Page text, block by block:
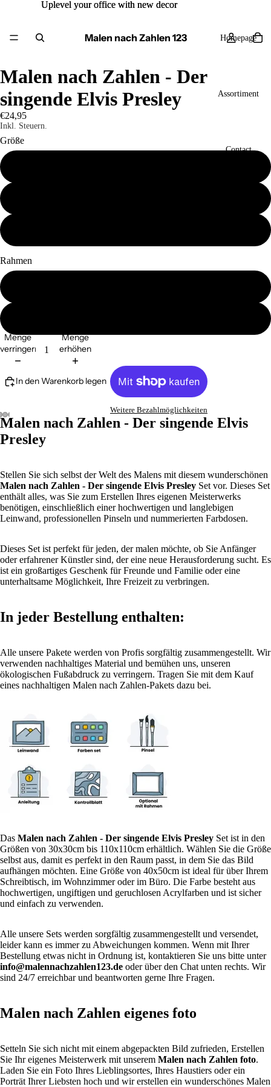
Uplevel your office with new decor
Uplevel your office with new decor
Malen nach Zahlen 123 Homepage
Assortiment
Contact
Malen nach Zahlen - Der
singende Elvis Presley
€24,95
Inkl. Steuern.
Größe
Rahmen
Menge
verringern
Menge
erhöhen
In den Warenkorb legen
Weitere Bezahlmöglichkeiten
Malen nach Zahlen - Der singende Elvis
Presley
Stellen Sie sich selbst der Welt des Malens mit diesem wunderschönen
Malen nach Zahlen - Der singende Elvis Presley Set vor. Dieses Set
enthält alles, was Sie zum Erstellen Ihres eigenen Meisterwerks
benötigen, einschließlich einer hochwertigen und langlebigen
Leinwand, professionellen Pinseln und nummerierten Farbdosen.
Dieses Set ist perfekt für jeden, der malen möchte, ob Sie Anfänger
oder erfahrener Künstler sind, der eine neue Herausforderung sucht. Es
ist ein großartiges Geschenk für Freunde und Familie oder eine
unterhaltsame Möglichkeit, Ihre Freizeit zu verbringen.
In jeder Bestellung enthalten:
Alle unsere Pakete werden von Profis sorgfältig zusammengestellt. Wir
verwenden nachhaltiges Material und bemühen uns, unseren
ökologischen Fußabdruck zu verringern. Tragen Sie mit dem Kauf
eines nachhaltigen Malen nach Zahlen-Pakets dazu bei.
Das Malen nach Zahlen - Der singende Elvis Presley Set ist in den
Größen von 30x30cm bis 110x110cm erhältlich. Wählen Sie die Größe
selbst aus, damit es perfekt in den Raum passt, in dem Sie das Bild
aufhängen möchten. Eine Größe von 40x50cm ist ideal für über Ihrem
Schreibtisch, im Wohnzimmer oder im Büro. Die Farbe besteht aus
hochwertigen, ungiftigen und geruchlosen Acrylfarben und ist sicher
und einfach zu verwenden.
Alle unsere Sets werden sorgfältig zusammengestellt und versendet,
leider kann es immer zu Abweichungen kommen. Wenn mit Ihrer
Bestellung etwas nicht in Ordnung ist, kontaktieren Sie uns bitte unter
info@malennachzahlen123.de oder über den Chat unten rechts. Wir
sind 24/7 erreichbar und beantworten gerne Ihre Fragen.
Malen nach Zahlen eigenes foto
Setteln Sie sich nicht mit einem abgepackten Bild zufrieden, Erstellen
Sie Ihr eigenes Meisterwerk mit unserem Malen nach Zahlen foto.
Laden Sie ein Foto Ihres Lieblingsortes, Ihres Haustiers oder ein
Porträt Ihrer Liebsten hoch und wir erstellen ein wunderschönes Malen